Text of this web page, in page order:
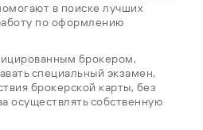
в поиске лучших
по оформлению
брокером,
специальный экзамен,
брокерской карты, без
осуществлять собственную